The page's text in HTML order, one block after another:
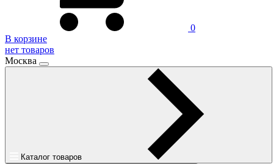
0
В корзине
нет товаров
Москва
Каталог товаров